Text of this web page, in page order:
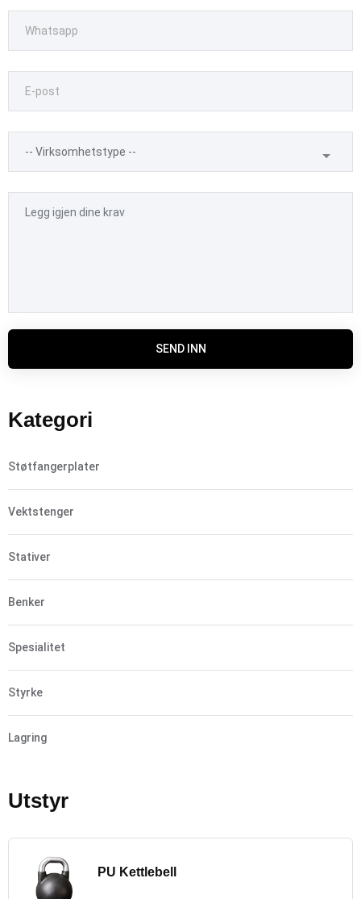
SEND INN
Kategori
Støtfangerplater
Vektstenger
Stativer
Benker
Spesialitet
Styrke
Lagring
Utstyr
PU Kettlebell